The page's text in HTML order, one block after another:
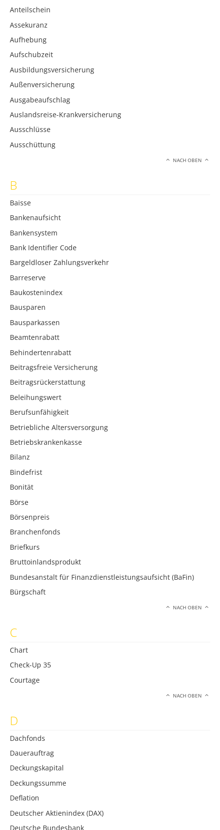
Anteilschein
Assekuranz
Aufhebung
Aufschubzeit
Ausbildungsversicherung
Außenversicherung
Ausgabeaufschlag
Auslandsreise-Krankversicherung
Ausschlüsse
Ausschüttung
NACH OBEN
B
Baisse
Bankenaufsicht
Bankensystem
Bank Identifier Code
Bargeldloser Zahlungsverkehr
Barreserve
Baukostenindex
Bausparen
Bausparkassen
Beamtenrabatt
Behindertenrabatt
Beitragsfreie Versicherung
Beitragsrückerstattung
Beleihungswert
Berufsunfähigkeit
Betriebliche Altersversorgung
Betriebskrankenkasse
Bilanz
Bindefrist
Bonität
Börse
Börsenpreis
Branchenfonds
Briefkurs
Bruttoinlandsprodukt
Bundesanstalt für Finanzdienstleistungsaufsicht (BaFin)
Bürgschaft
NACH OBEN
C
Chart
Check-Up 35
Courtage
NACH OBEN
D
Dachfonds
Dauerauftrag
Deckungskapital
Deckungssumme
Deflation
Deutscher Aktienindex (DAX)
Deutsche Bundesbank